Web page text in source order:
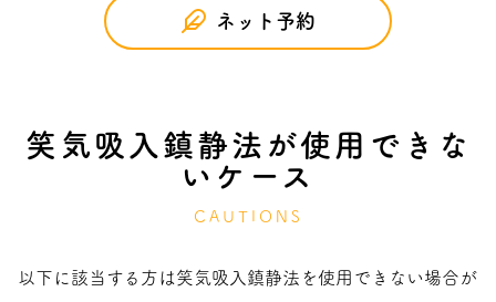
ネット予約
笑気吸入鎮静法が使用できな
いケース
CAUTIONS
以下に該当する方は笑気吸入鎮静法を使用できない場合が